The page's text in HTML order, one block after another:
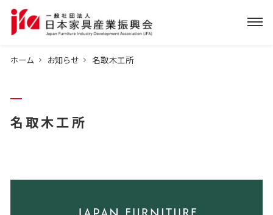
ホーム お知らせ 名取木工所
名取木工所